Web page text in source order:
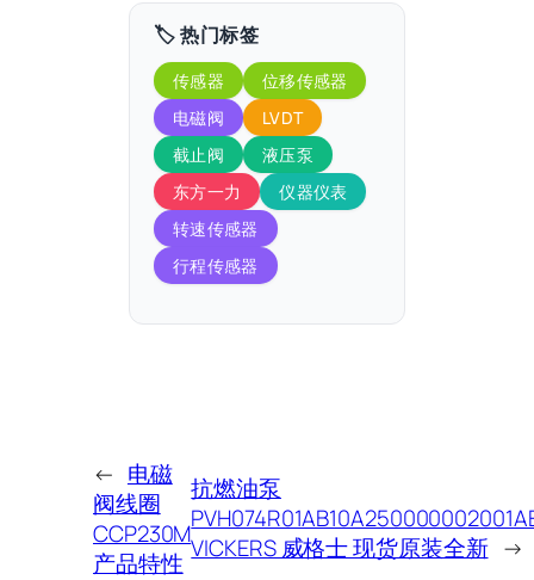
🏷️ 热门标签
传感器
位移传感器
电磁阀
LVDT
截止阀
液压泵
东方一力
仪器仪表
转速传感器
行程传感器
← 电磁
阀线圈
CCP230M
产品特性
抗燃油泵
VICKERS 威格士 现货原装全新 →